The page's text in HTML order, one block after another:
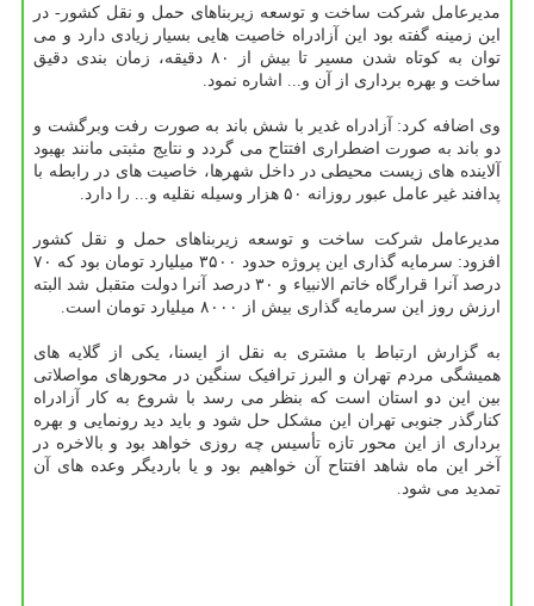
مدیرعامل شرکت ساخت و توسعه زیربناهای حمل و نقل کشور- در
این زمینه گفته بود این آزادراه خاصیت هایی بسیار زیادی دارد و می
توان به کوتاه شدن مسیر تا بیش از ۸۰ دقیقه، زمان بندی دقیق
ساخت و بهره برداری از آن و... اشاره نمود.
وی اضافه کرد: آزادراه غدیر با شش باند به صورت رفت وبرگشت و
دو باند به صورت اضطراری افتتاح می گردد و نتایج مثبتی مانند بهبود
آلاینده های زیست محیطی در داخل شهرها، خاصیت های در رابطه با
پدافند غیر عامل عبور روزانه ۵۰ هزار وسیله نقلیه و... را دارد.
مدیرعامل شرکت ساخت و توسعه زیربناهای حمل و نقل کشور
افزود: سرمایه گذاری این پروژه حدود ۳۵۰۰ میلیارد تومان بود که ۷۰
درصد آنرا قرارگاه خاتم الانبیاء و ۳۰ درصد آنرا دولت متقبل شد البته
ارزش روز این سرمایه گذاری بیش از ۸۰۰۰ میلیارد تومان است.
به گزارش ارتباط با مشتری به نقل از ایسنا، یکی از گلایه های
همیشگی مردم تهران و البرز ترافیک سنگین در محورهای مواصلاتی
بین این دو استان است که بنظر می رسد با شروع به کار آزادراه
کنارگذر جنوبی تهران این مشکل حل شود و باید دید رونمایی و بهره
برداری از این محور تازه تأسیس چه روزی خواهد بود و بالاخره در
آخر این ماه شاهد افتتاح آن خواهیم بود و یا باردیگر وعده های آن
تمدید می شود.